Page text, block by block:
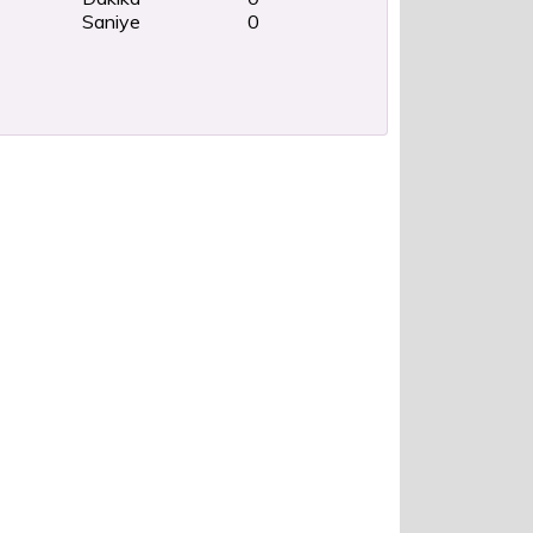
Saniye
0